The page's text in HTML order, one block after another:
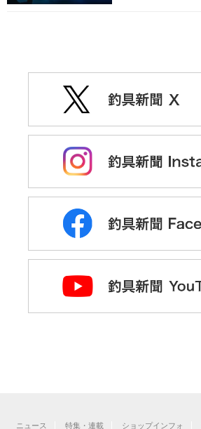
ニュース 特集・連載 ショップインフォ